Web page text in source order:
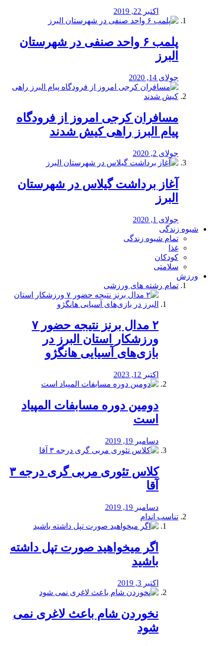
اکتبر 22, 2019
پلمب ۶ واحد صنفی در شهرستان
البرز
جولای 14, 2020
مسافران کرجی امروز از فرودگاه
پیام البرز راهی کیش شدند
جولای 2, 2020
آغاز برداشت گیلاس در شهرستان
البرز
جولای 1, 2020
شیوه زندگی
تمام شیوه زندگی
غذا
کودکان
سلامتی
ورزش
تمام رشته های ورزشی
۲ مدال برنز نتیجه حضور ۷
ورزشکار استان البرز در
بازی‌های آسیایی هانگژو
اکتبر 12, 2023
دومین دوره مسابفات المپیاد
است
دسامبر 19, 2019
کلاس تئوری مربی گری درجه ۳
آقا
دسامبر 19, 2019
تناسب اندام
اگر میخواهید صورت تپل داشته
باشید
اکتبر 3, 2019
نخوردن شام باعث لاغری نمی
‌شود